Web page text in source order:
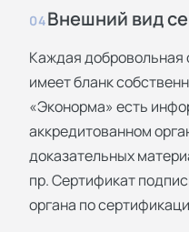
04Внешний вид
Каждая добровольная
имеет бланк
«Эконорма» есть
аккредитованном
доказательных
пр. Сертификат
органа по